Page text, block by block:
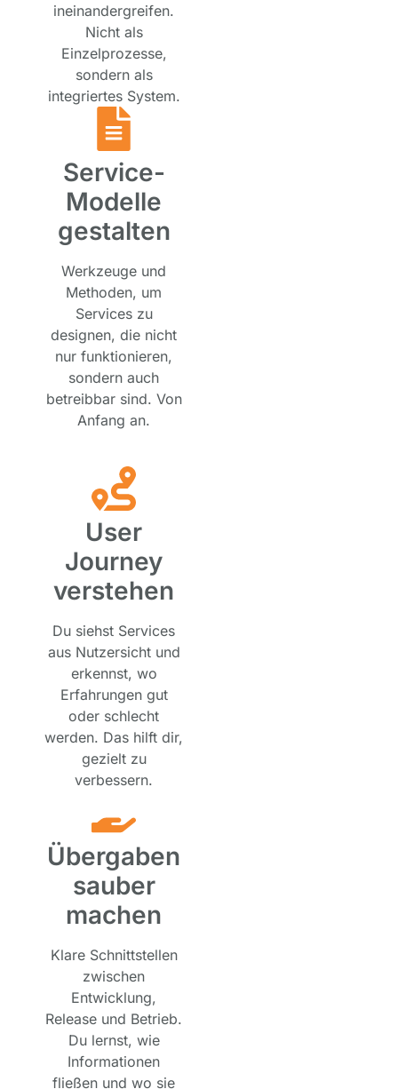
ineinandergreifen.
Nicht als
Einzelprozesse,
sondern als
integriertes System.
Service-
Modelle
gestalten
Werkzeuge und
Methoden, um
Services zu
designen, die nicht
nur funktionieren,
sondern auch
betreibbar sind. Von
Anfang an.
User
Journey
verstehen
Du siehst Services
aus Nutzersicht und
erkennst, wo
Erfahrungen gut
oder schlecht
werden. Das hilft dir,
gezielt zu
verbessern.
Übergaben
sauber
machen
Klare Schnittstellen
zwischen
Entwicklung,
Release und Betrieb.
Du lernst, wie
Informationen
fließen und wo sie